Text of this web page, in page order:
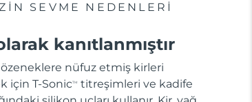
SEVME NEDENLERİ
kanıtlanmıştır
nüfuz etmiş kirleri
için T-SonicTM
titreşimleri ve kadife